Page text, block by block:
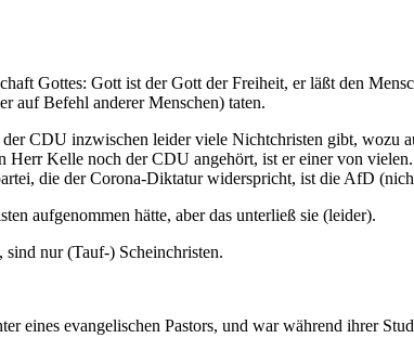
Gottes: Gott ist der Gott der Freiheit, er läßt den
auf Befehl anderer Menschen) taten.
CDU inzwischen leider viele Nichtchristen gibt, wozu
Herr Kelle noch der CDU angehört, ist er einer von
die der Corona-Diktatur widerspricht, ist die AfD
aufgenommen hätte, aber das unterließ sie (leider).
sind nur (Tauf-) Scheinchristen.
eines evangelischen Pastors, und war während ihrer